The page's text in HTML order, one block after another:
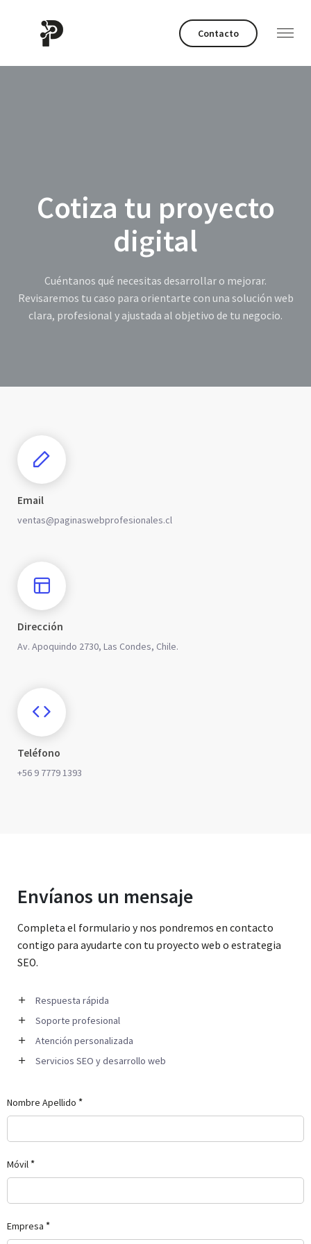
Contacto
Cotiza tu proyecto
digital
Cuéntanos qué necesitas desarrollar o mejorar.
Revisaremos tu caso para orientarte con una solución web
clara, profesional y ajustada al objetivo de tu negocio.
Email
ventas@paginaswebprofesionales.cl
Dirección
Av. Apoquindo 2730, Las Condes, Chile.
Teléfono
+56 9 7779 1393
Envíanos un mensaje
Completa el formulario y nos pondremos en contacto
contigo para ayudarte con tu proyecto web o estrategia
SEO.
Respuesta rápida
Soporte profesional
Atención personalizada
Servicios SEO y desarrollo web
Nombre Apellido *
Móvil*
Empresa *